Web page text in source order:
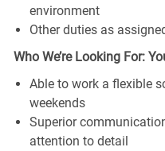
environment
Other duties as
Who We’re Looking For:
Able to work a flexible
weekends
Superior
attention to detail